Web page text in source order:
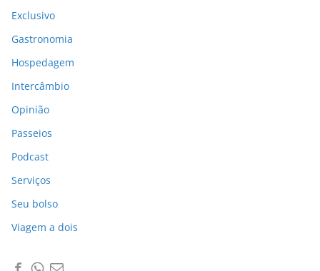
Exclusivo
Gastronomia
Hospedagem
Intercâmbio
Opinião
Passeios
Podcast
Serviços
Seu bolso
Viagem a dois